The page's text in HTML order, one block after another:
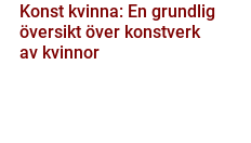
Konst kvinna: En grundlig
översikt över konstverk
av kvinnor